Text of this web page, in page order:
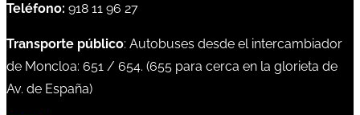
Teléfono: 918 11 96 27
Transporte público: Autobuses desde el intercambiador
de Moncloa: 651 / 654. (655 para cerca en la glorieta de
Av. de España)